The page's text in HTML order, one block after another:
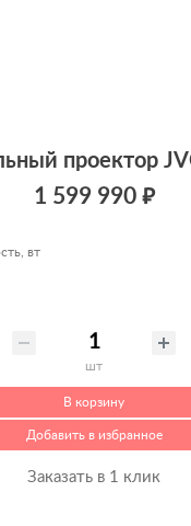
проектор
1 599 990 ₽
вт
шт
В корзину
Добавить в избранное
Заказать в 1 клик